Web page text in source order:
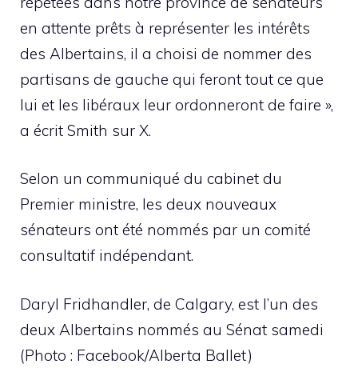
en attente prêts à représenter les intérêts
des Albertains, il a choisi de nommer des
partisans de gauche qui feront tout ce que
lui et les libéraux leur ordonneront de faire »,
a écrit Smith sur X.
Selon un communiqué du cabinet du
Premier ministre, les deux nouveaux
sénateurs ont été nommés par un comité
consultatif indépendant.
Daryl Fridhandler, de Calgary, est l’un des
deux Albertains nommés au Sénat samedi
(Photo : Facebook/Alberta Ballet)